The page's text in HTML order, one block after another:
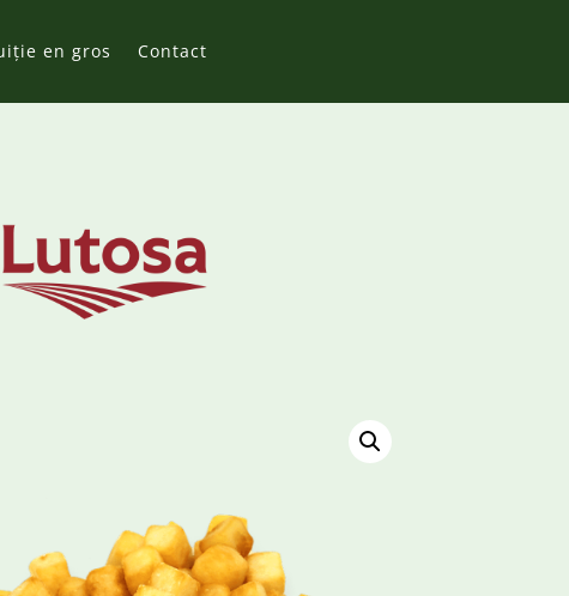
en gros Contact